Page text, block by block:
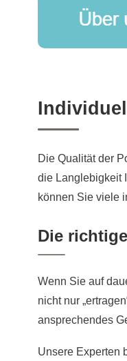
Die Qualität der
die Langlebigkeit
können Sie viele
Die
Wenn Sie auf
nicht nur
ansprechendes
Unsere Experten